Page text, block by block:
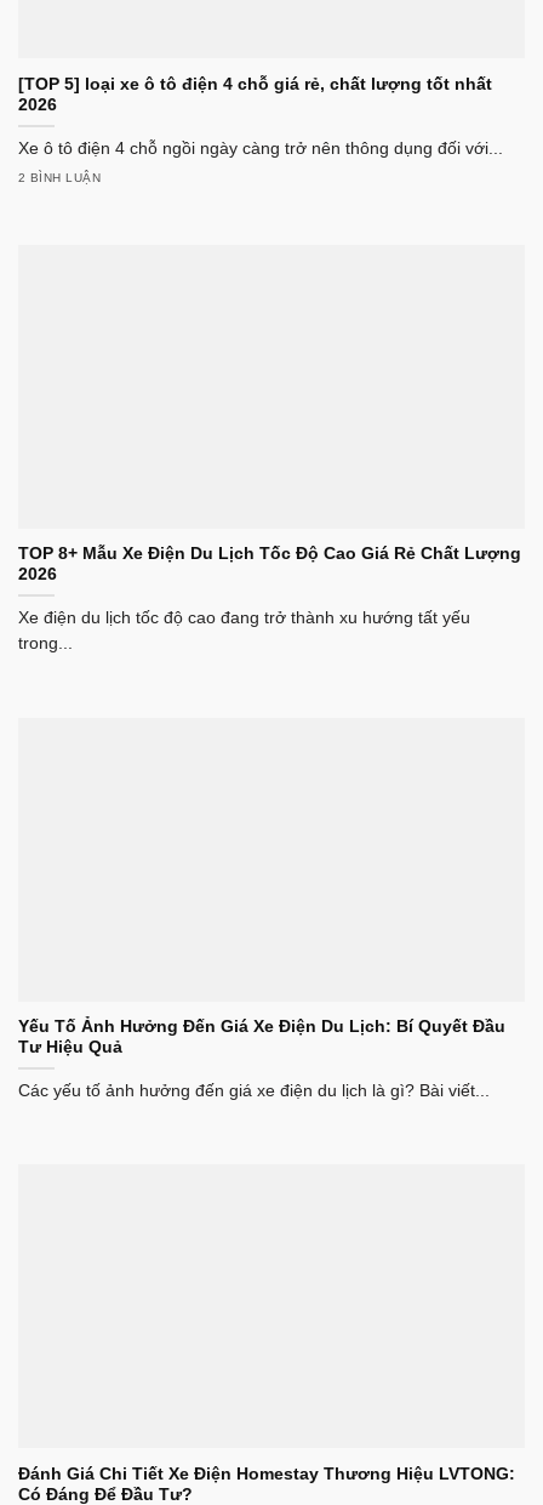
[TOP 5] loại xe ô tô điện 4 chỗ giá rẻ, chất lượng tốt nhất
2026
Xe ô tô điện 4 chỗ ngồi ngày càng trở nên thông dụng đối với...
2 BÌNH LUẬN
TOP 8+ Mẫu Xe Điện Du Lịch Tốc Độ Cao Giá Rẻ Chất Lượng
2026
Xe điện du lịch tốc độ cao đang trở thành xu hướng tất yếu
trong...
Yếu Tố Ảnh Hưởng Đến Giá Xe Điện Du Lịch: Bí Quyết Đầu
Tư Hiệu Quả
Các yếu tố ảnh hưởng đến giá xe điện du lịch là gì? Bài viết...
Đánh Giá Chi Tiết Xe Điện Homestay Thương Hiệu LVTONG:
Có Đáng Để Đầu Tư?